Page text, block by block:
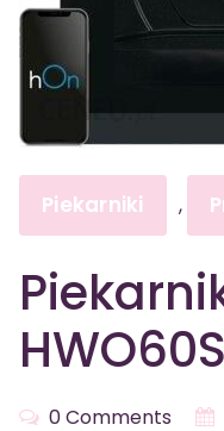
Piekarniki ,
0 Comments